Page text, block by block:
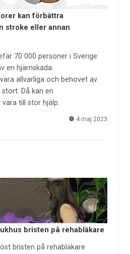
kan förbättra
stroke eller annan
70 000 personer i Sverige
en hjärnskada.
allvarliga och behovet av
Då kan en
till stor hjälp.
4 maj 2023
bristen på rehabläkare
bristen på rehabläkare